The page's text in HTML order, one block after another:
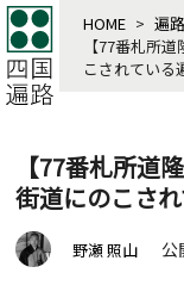
HOME > 遍
【77番札所
こされている
【77番札所道
街道にのこさ
野瀬 照山 公